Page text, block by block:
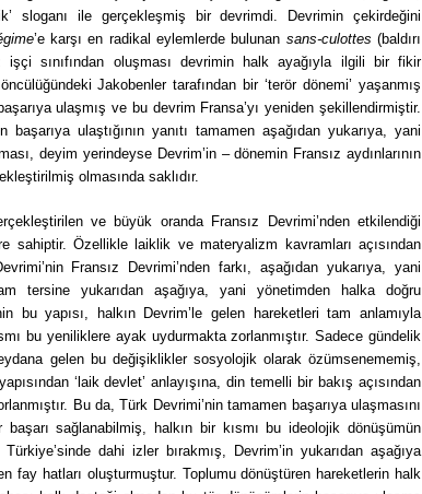
sloganı ile gerçekleşmiş bir devrimdi. Devrimin çekirdeğini
’e karşı en radikal eylemlerde bulunan sans-culottes (baldırı
işçi sınıfından oluşması devrimin halk ayağıyla ilgili bir fikir
Jakobenler tarafından bir ‘terör dönemi’ yaşanmış
ulaşmış ve bu devrim Fransa’yı yeniden şekillendirmiştir.
ulaştığının yanıtı tamamen aşağıdan yukarıya, yani
deyim yerindeyse Devrim’in – dönemin Fransız aydınlarının
olmasında saklıdır.
ve büyük oranda Fransız Devrimi’nden etkilendiği
sahiptir. Özellikle laiklik ve materyalizm kavramları açısından
Fransız Devrimi’nden farkı, aşağıdan yukarıya, yani
tersine yukarıdan aşağıya, yani yönetimden halka doğru
bu yapısı, halkın Devrim’le gelen hareketleri tam anlamıyla
bu yeniliklere ayak uydurmakta zorlanmıştır. Sadece gündelik
gelen bu değişiklikler sosyolojik olarak özümsenememiş,
‘laik devlet’ anlayışına, din temelli bir bakış açısından
Bu da, Türk Devrimi’nin tamamen başarıya ulaşmasını
sağlanabilmiş, halkın bir kısmı bu ideolojik dönüşümün
dahi izler bırakmış, Devrim’in yukarıdan aşağıya
fay hatları oluşturmuştur. Toplumu dönüştüren hareketlerin halk